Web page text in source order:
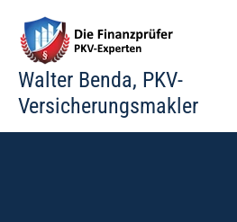
Inhalt
springen
Walter Benda, PKV-
Versicherungsmakler